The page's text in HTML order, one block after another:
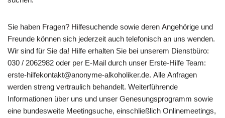
Sie haben Fragen? Hilfesuchende sowie deren Angehörige und
Freunde können sich jederzeit auch telefonisch an uns wenden.
Wir sind für Sie da! Hilfe erhalten Sie bei unserem Dienstbüro:
030 / 2062982 oder per E-Mail durch unser Erste-Hilfe Team:
erste-hilfekontakt@anonyme-alkoholiker.de. Alle Anfragen
werden streng vertraulich behandelt. Weiterführende
Informationen über uns und unser Genesungsprogramm sowie
eine bundesweite Meetingsuche, einschließlich Onlinemeetings,